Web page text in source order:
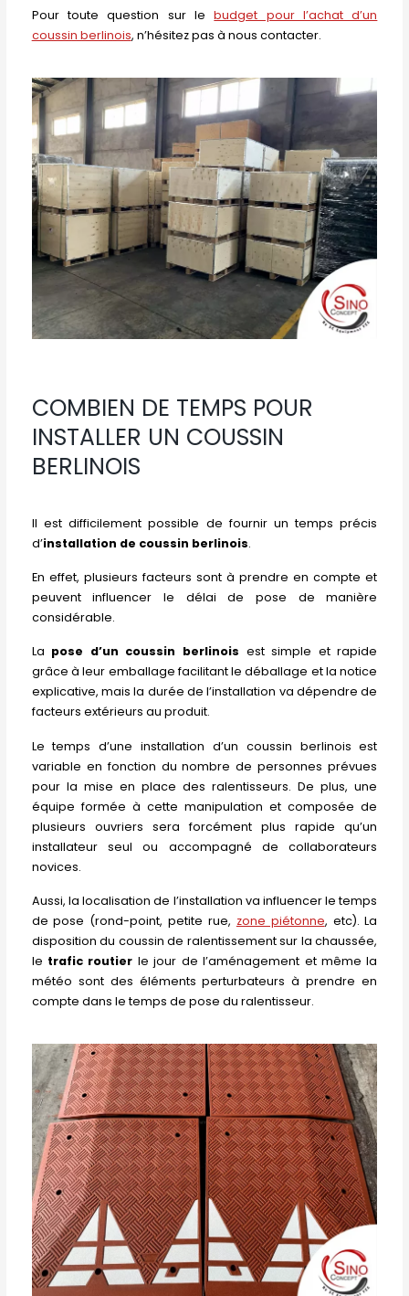
Pour toute question sur lebudget pour l’achat d’un
coussin berlinois, n’hésitez pas à nous contacter.
COMBIEN DE TEMPS POUR
INSTALLER UN COUSSIN
BERLINOIS
Il est difficilement possible de fournir un temps précis
d’installation de coussin berlinois.
En effet, plusieurs facteurs sont à prendre en compte et
peuvent influencer le délai de pose de manière
considérable.
La pose d’un coussin berlinois est simple et rapide
grâce à leur emballage facilitant le déballage et la notice
explicative, mais la durée de l’installation va dépendre de
facteurs extérieurs au produit.
Le temps d’une installation d’un coussin berlinois est
variable en fonction du nombre de personnes prévues
pour la mise en place des ralentisseurs. De plus, une
équipe formée à cette manipulation et composée de
plusieurs ouvriers sera forcément plus rapide qu’un
installateur seul ou accompagné de collaborateurs
novices.
Aussi, la localisation de l’installation va influencer le temps
de pose (rond-point, petite rue, zone piétonne, etc). La
disposition du coussin de ralentissement sur la chaussée,
le trafic routier le jour de l’aménagement et même la
météo sont des éléments perturbateurs à prendre en
compte dans le temps de pose du ralentisseur.